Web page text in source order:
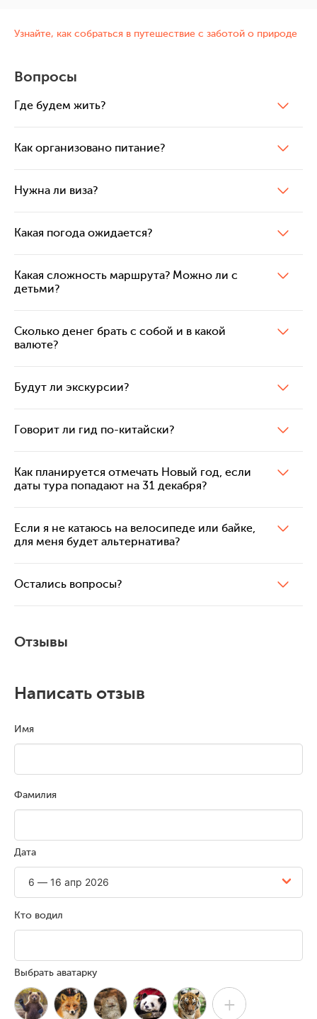
Узнайте, как собраться в путешествие с заботой о природе
Вопросы
Где будем жить?
Как организовано питание?
Нужна ли виза?
Какая погода ожидается?
Какая сложность маршрута? Можно ли с
детьми?
Сколько денег брать с собой и в какой
валюте?
Будут ли экскурсии?
Говорит ли гид по-китайски?
Как планируется отмечать Новый год, если
даты тура попадают на 31 декабря?
Если я не катаюсь на велосипеде или байке,
для меня будет альтернатива?
Остались вопросы?
Отзывы
Написать отзыв
Имя
Фамилия
Дата
Кто водил
Выбрать аватарку
+